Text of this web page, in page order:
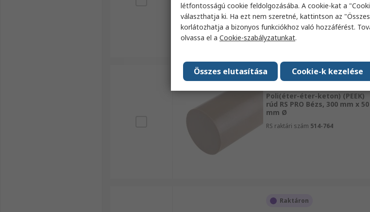
RS raktári szám680-628
Raktáron
Poli(éter-éter-keton) (PEEK)
rúd RS PRO Bézs, 300 mm x 50
mm Ø
RS raktári szám 514-764
Raktáron
létfontosságú cookie feldolgozásába. A cookie-kat a
választhatja ki. Ha ezt nem szeretné, kattintson az
korlátozhatja a bizonyos funkciókhoz való hozzáférést.
olvassa el a Cookie-szabályzatunkat.
Cookie-k kezelése
Összes elutasítása